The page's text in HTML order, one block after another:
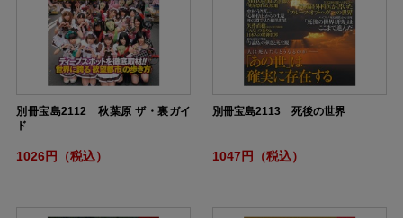
別冊宝島2112 秋葉原 ザ・裏ガイ
ド
1026円（税込）
別冊宝島2113 死後の世界
1047円（税込）